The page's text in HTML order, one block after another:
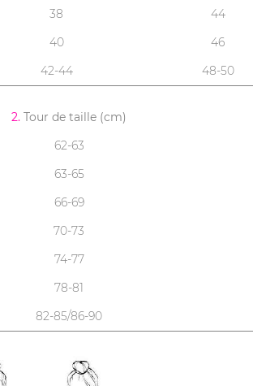
38 44
40 46
42-44 48-50
2. Tour de taille (cm)
62-63
63-65
66-69
70-73
74-77
78-81
82-85/86-90